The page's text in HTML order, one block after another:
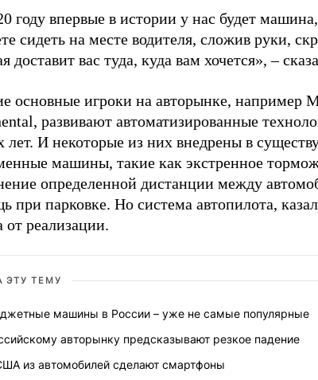
году впервые в истории у нас будет
сидеть на месте водителя, сложив руки,
доставит вас туда, куда вам хочется», –
основные игроки на авторынке, например
развивают автоматизированные
лет. И некоторые из них внедрены в
машины, такие как экстренное
определенной дистанции между
при парковке. Но система автопилота,
от реализации.
ЭТУ ТЕМУ
машины в России – уже не самые популярные
авторынку предсказывают резкое падение
из автомобилей сделают смартфоны